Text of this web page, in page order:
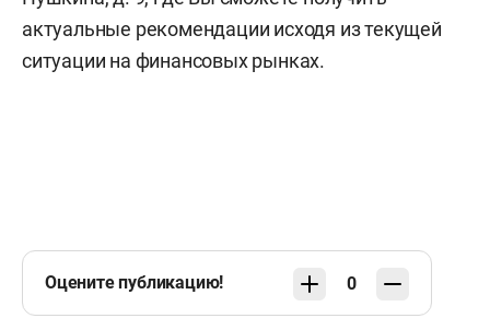
актуальные рекомендации исходя из текущей
ситуации на финансовых рынках.
Оцените публикацию! 0